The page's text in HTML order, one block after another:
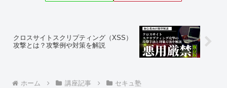
クロスサイトスクリプティング（XSS）
攻撃とは？攻撃例や対策を解説
ホーム 講座記事 セキュ塾